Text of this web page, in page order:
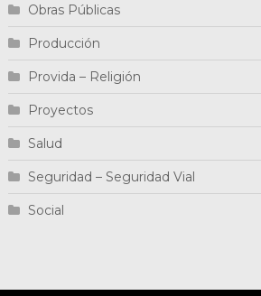
Obras Públicas
Producción
Provida – Religión
Proyectos
Salud
Seguridad – Seguridad Vial
Social